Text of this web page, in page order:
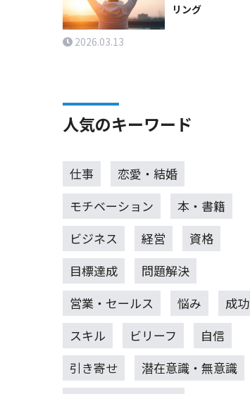
リング
2026.03.13
人気のキーワード
仕事
恋愛・結婚
モチベーション
本・書籍
ビジネス
経営
資格
目標達成
問題解決
営業・セールス
悩み
成功
スキル
ビリーフ
自信
引き寄せ
潜在意識・無意識